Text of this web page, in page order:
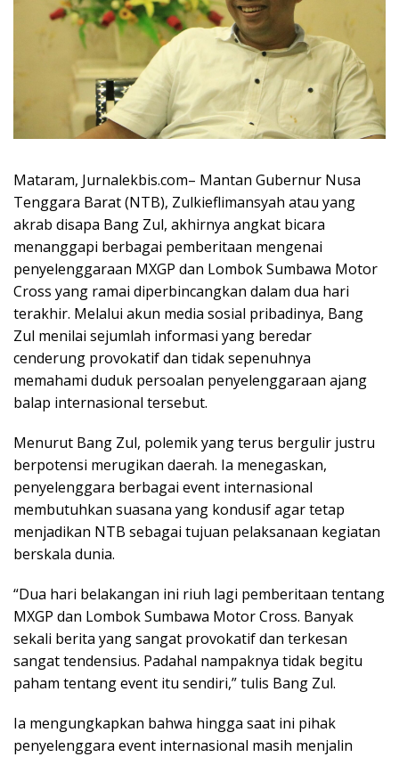
Mataram, Jurnalekbis.com– Mantan Gubernur Nusa
Tenggara Barat (NTB), Zulkieflimansyah atau yang
akrab disapa Bang Zul, akhirnya angkat bicara
menanggapi berbagai pemberitaan mengenai
penyelenggaraan MXGP dan Lombok Sumbawa Motor
Cross yang ramai diperbincangkan dalam dua hari
terakhir. Melalui akun media sosial pribadinya, Bang
Zul menilai sejumlah informasi yang beredar
cenderung provokatif dan tidak sepenuhnya
memahami duduk persoalan penyelenggaraan ajang
balap internasional tersebut.
Menurut Bang Zul, polemik yang terus bergulir justru
berpotensi merugikan daerah. Ia menegaskan,
penyelenggara berbagai event internasional
membutuhkan suasana yang kondusif agar tetap
menjadikan NTB sebagai tujuan pelaksanaan kegiatan
berskala dunia.
“Dua hari belakangan ini riuh lagi pemberitaan tentang
MXGP dan Lombok Sumbawa Motor Cross. Banyak
sekali berita yang sangat provokatif dan terkesan
sangat tendensius. Padahal nampaknya tidak begitu
paham tentang event itu sendiri,” tulis Bang Zul.
Ia mengungkapkan bahwa hingga saat ini pihak
penyelenggara event internasional masih menjalin